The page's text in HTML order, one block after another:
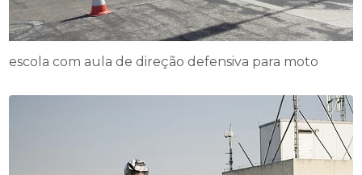
escola com aula de direção defensiva para moto